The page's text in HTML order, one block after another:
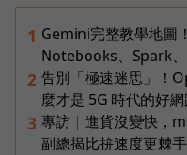
1 Gemini完整教學地圖
Notebooks、Spark
2 告別「極速迷思」！
麼才是 5G 時代的好網
3 專訪｜進貨沒變快，
副總揭比拚速度更棘